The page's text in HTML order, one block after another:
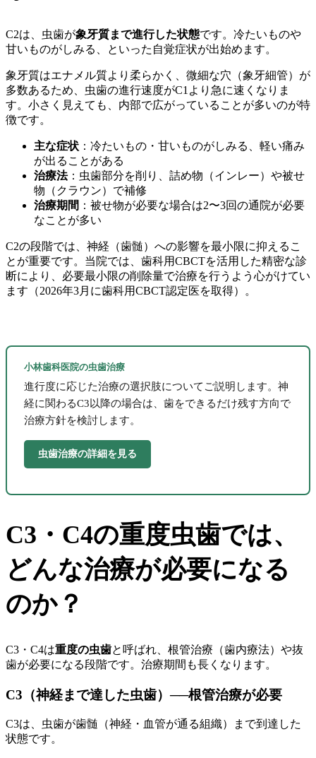
C2は、虫歯が象牙質まで進行した状態です。冷たいものや
甘いものがしみる、といった自覚症状が出始めます。
象牙質はエナメル質より柔らかく、微細な穴（象牙細管）が
多数あるため、虫歯の進行速度がC1より急に速くなりま
す。小さく見えても、内部で広がっていることが多いのが特
徴です。
主な症状 ：冷たいもの・甘いものがしみる、軽い痛み
が出ることがある
治療法：虫歯部分を削り、詰め物（インレー）や被せ
物（クラウン）で補修
治療期間 ：被せ物が必要な場合は2〜3回の通院が必要
なことが多い
C2の段階では、神経（歯髄）への影響を最小限に抑えるこ
とが重要です。当院では、歯科用CBCTを活用した精密な診
断により、必要最小限の削除量で治療を行うよう心がけてい
ます（2026年3月に歯科用CBCT認定医を取得）。
小林歯科医院の虫歯治療
進行度に応じた治療の選択肢についてご説明します。神
経に関わるC3以降の場合は、歯をできるだけ残す方向で
治療方針を検討します。
虫歯治療の詳細を見る
C3・C4の重度虫歯では、
どんな治療が必要になる
のか？
C3・C4は重度の虫歯と呼ばれ、根管治療（歯内療法）や抜
歯が必要になる段階です。治療期間も長くなります。
C3（神経まで達した虫歯）──根管治療が必要
C3は、虫歯が歯髄（神経・血管が通る組織）まで到達した
状態です。